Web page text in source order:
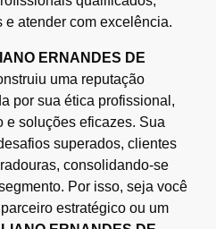
atender com excelência.
ERNANDES DE
uma reputação
por sua ética profissional,
e soluções eficazes. Sua
superados, clientes
consolidando-se
Por isso, seja você
estratégico ou um